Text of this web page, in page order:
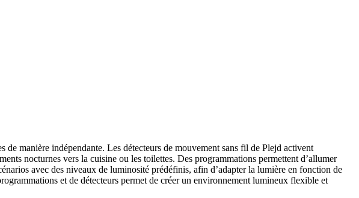
de manière indépendante. Les détecteurs de mouvement sans fil de Plejd activent
nocturnes vers la cuisine ou les toilettes. Des programmations permettent d’allumer
avec des niveaux de luminosité prédéfinis, afin d’adapter la lumière en fonction de
et de détecteurs permet de créer un environnement lumineux flexible et